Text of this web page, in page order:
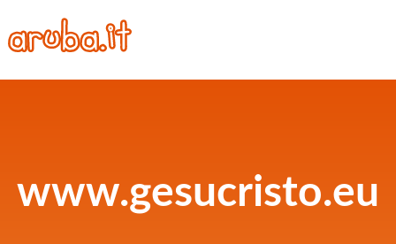
www.gesucristo.eu